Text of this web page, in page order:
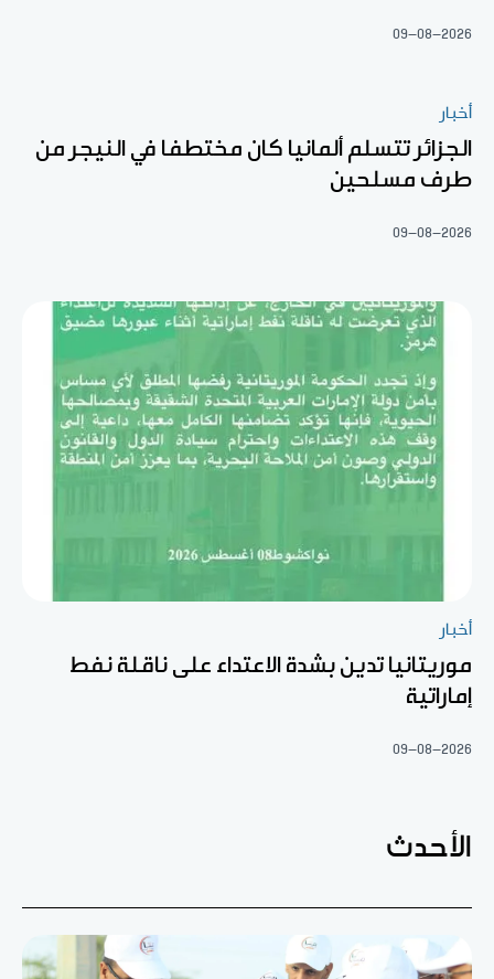
09-08-2026
أخبار
الجزائر تتسلم ألمانيا كان مختطفا في النيجر من
طرف مسلحين
09-08-2026
أخبار
موريتانيا تدين بشدة الاعتداء على ناقلة نفط
إماراتية
09-08-2026
الأحدث